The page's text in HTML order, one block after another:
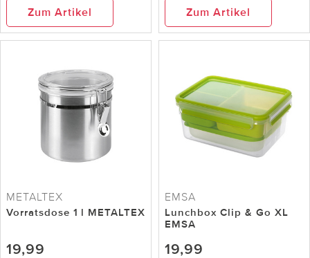
Zum Artikel Zum Artikel
METALTEX
Vorratsdose 1 l METALTEX
19,99
EMSA
Lunchbox Clip & Go XL
EMSA
19,99